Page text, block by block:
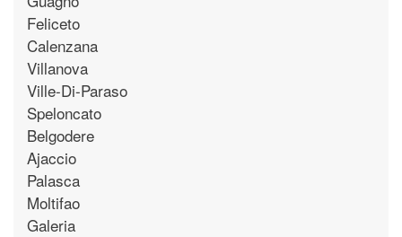
Feliceto
Calenzana
Villanova
Ville-Di-Paraso
Speloncato
Belgodere
Ajaccio
Palasca
Moltifao
Galeria